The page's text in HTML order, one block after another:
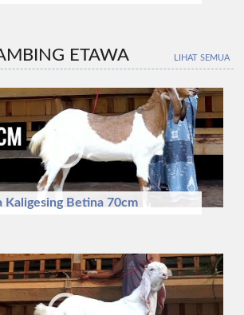
ETAWA LIHAT SEMUA
Kaligesing Betina 70cm